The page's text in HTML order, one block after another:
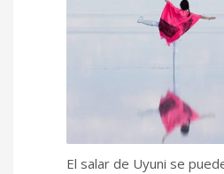
El salar de Uyuni se